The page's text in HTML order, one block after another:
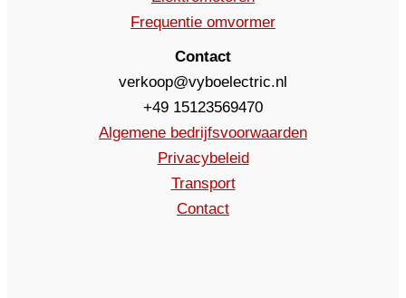
Frequentie omvormer
Contact
verkoop@vyboelectric.nl
+49 15123569470
Algemene bedrijfsvoorwaarden
Privacybeleid
Transport
Contact